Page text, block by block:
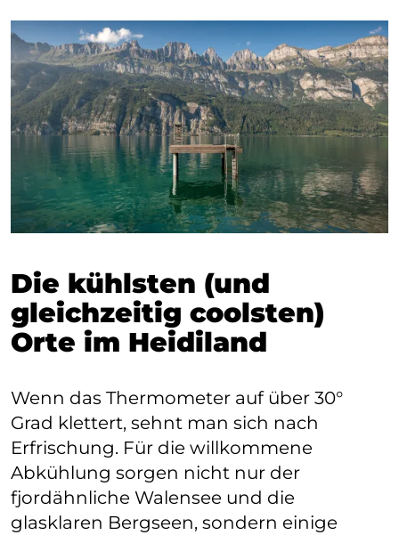
Die kühlsten (und
gleichzeitig coolsten)
Orte im Heidiland
Wenn das Thermometer auf über 30°
Grad klettert, sehnt man sich nach
Erfrischung. Für die willkommene
Abkühlung sorgen nicht nur der
fjordähnliche Walensee und die
glasklaren Bergseen, sondern einige